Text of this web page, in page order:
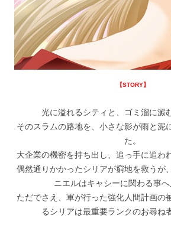
【STORY】
光に溢れるシティと、ゴミ溜に
そのスラムの路地を、小さな影が雨と泥
た。
大企業の機密を持ち出し、追っ手に追わ
偶然通りかかったシリアが窮地を救うが
ニエルはキャシーに関わる事へ
ただでさえ、軍が行った強化人間計画の
るシリアは最重要ランクのお尋ね